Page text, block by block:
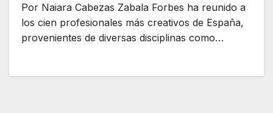
Por Naiara Cabezas Zabala Forbes ha reunido a
los cien profesionales más creativos de España,
provenientes de diversas disciplinas como…